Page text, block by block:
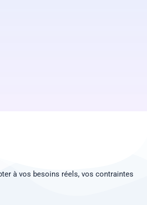
à vos besoins réels, vos contraintes